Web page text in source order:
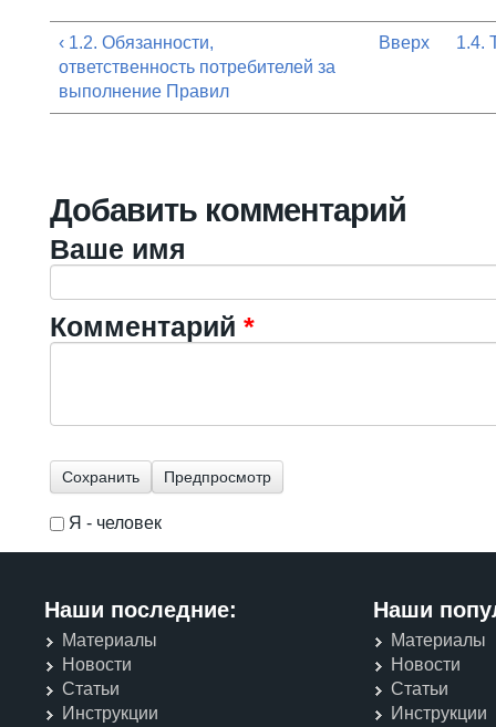
‹ 1.2. Обязанности,
ответственность потребителей за
выполнение Правил
Вверх 1.4.
Добавить комментарий
Ваше имя
Комментарий *
Я - человек
Наши последние:
Материалы
Новости
Статьи
Инструкции
Наши
Материалы
Новости
Статьи
Инструкции